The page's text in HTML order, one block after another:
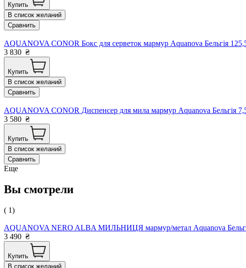
Купить
В список желаний
Сравнить
AQUANOVA CONOR Бокс для серветок мармур Aquanova Бельгія
3 830 ₴
Купить
В список желаний
Сравнить
AQUANOVA CONOR Диспенсер для мила мармур Aquanova Бельгія
3 580 ₴
Купить
В список желаний
Сравнить
Еще
Вы смотрели
( 1)
AQUANOVA NERO ALBA МИЛЬНИЦЯ мармур/метал Aquanova
3 490 ₴
Купить
В список желаний